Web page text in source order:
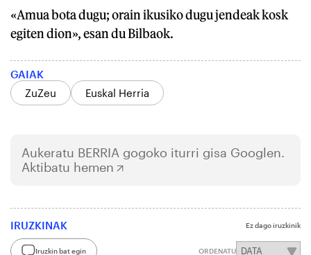
«Amua bota dugu; orain ikusiko dugu jendeak kosk
egiten dion», esan du Bilbaok.
GAIAK
ZuZeu
Euskal Herria
Aukeratu BERRIA gogoko iturri gisa Googlen.
Aktibatu hemen
IRUZKINAK Ez dago iruzkinik
Iruzkin bat egin ORDENATU